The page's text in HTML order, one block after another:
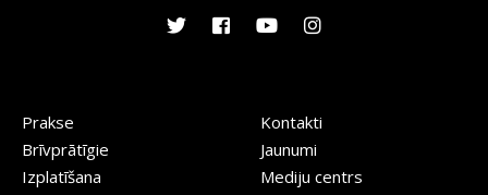
Prakse
Brīvprātīgie
Izplatīšana
Kontakti
Jaunumi
Mediju centrs